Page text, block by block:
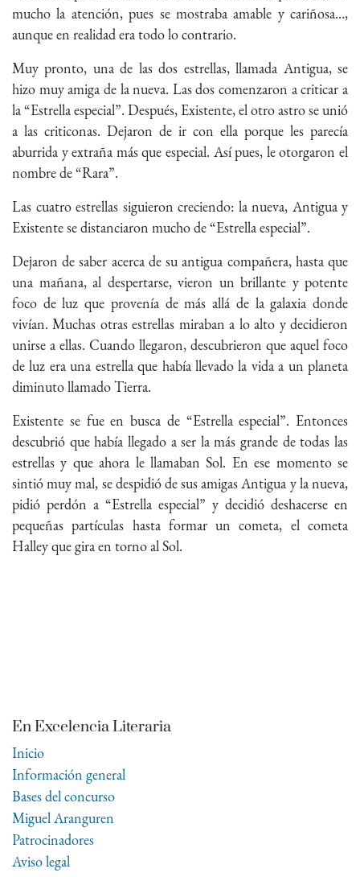
mucho la atención, pues se mostraba amable y cariñosa…,
aunque en realidad era todo lo contrario.
Muy pronto, una de las dos estrellas, llamada Antigua, se
hizo muy amiga de la nueva. Las dos comenzaron a criticar a
la “Estrella especial”. Después, Existente, el otro astro se unió
a las criticonas. Dejaron de ir con ella porque les parecía
aburrida y extraña más que especial. Así pues, le otorgaron el
nombre de “Rara”.
Las cuatro estrellas siguieron creciendo: la nueva, Antigua y
Existente se distanciaron mucho de “Estrella especial”.
Dejaron de saber acerca de su antigua compañera, hasta que
una mañana, al despertarse, vieron un brillante y potente
foco de luz que provenía de más allá de la galaxia donde
vivían. Muchas otras estrellas miraban a lo alto y decidieron
unirse a ellas. Cuando llegaron, descubrieron que aquel foco
de luz era una estrella que había llevado la vida a un planeta
diminuto llamado Tierra.
Existente se fue en busca de “Estrella especial”. Entonces
descubrió que había llegado a ser la más grande de todas las
estrellas y que ahora le llamaban Sol. En ese momento se
sintió muy mal, se despidió de sus amigas Antigua y la nueva,
pidió perdón a “Estrella especial” y decidió deshacerse en
pequeñas partículas hasta formar un cometa, el cometa
Halley que gira en torno al Sol.
En Excelencia Literaria
Inicio
Información general
Bases del concurso
Miguel Aranguren
Patrocinadores
Aviso legal